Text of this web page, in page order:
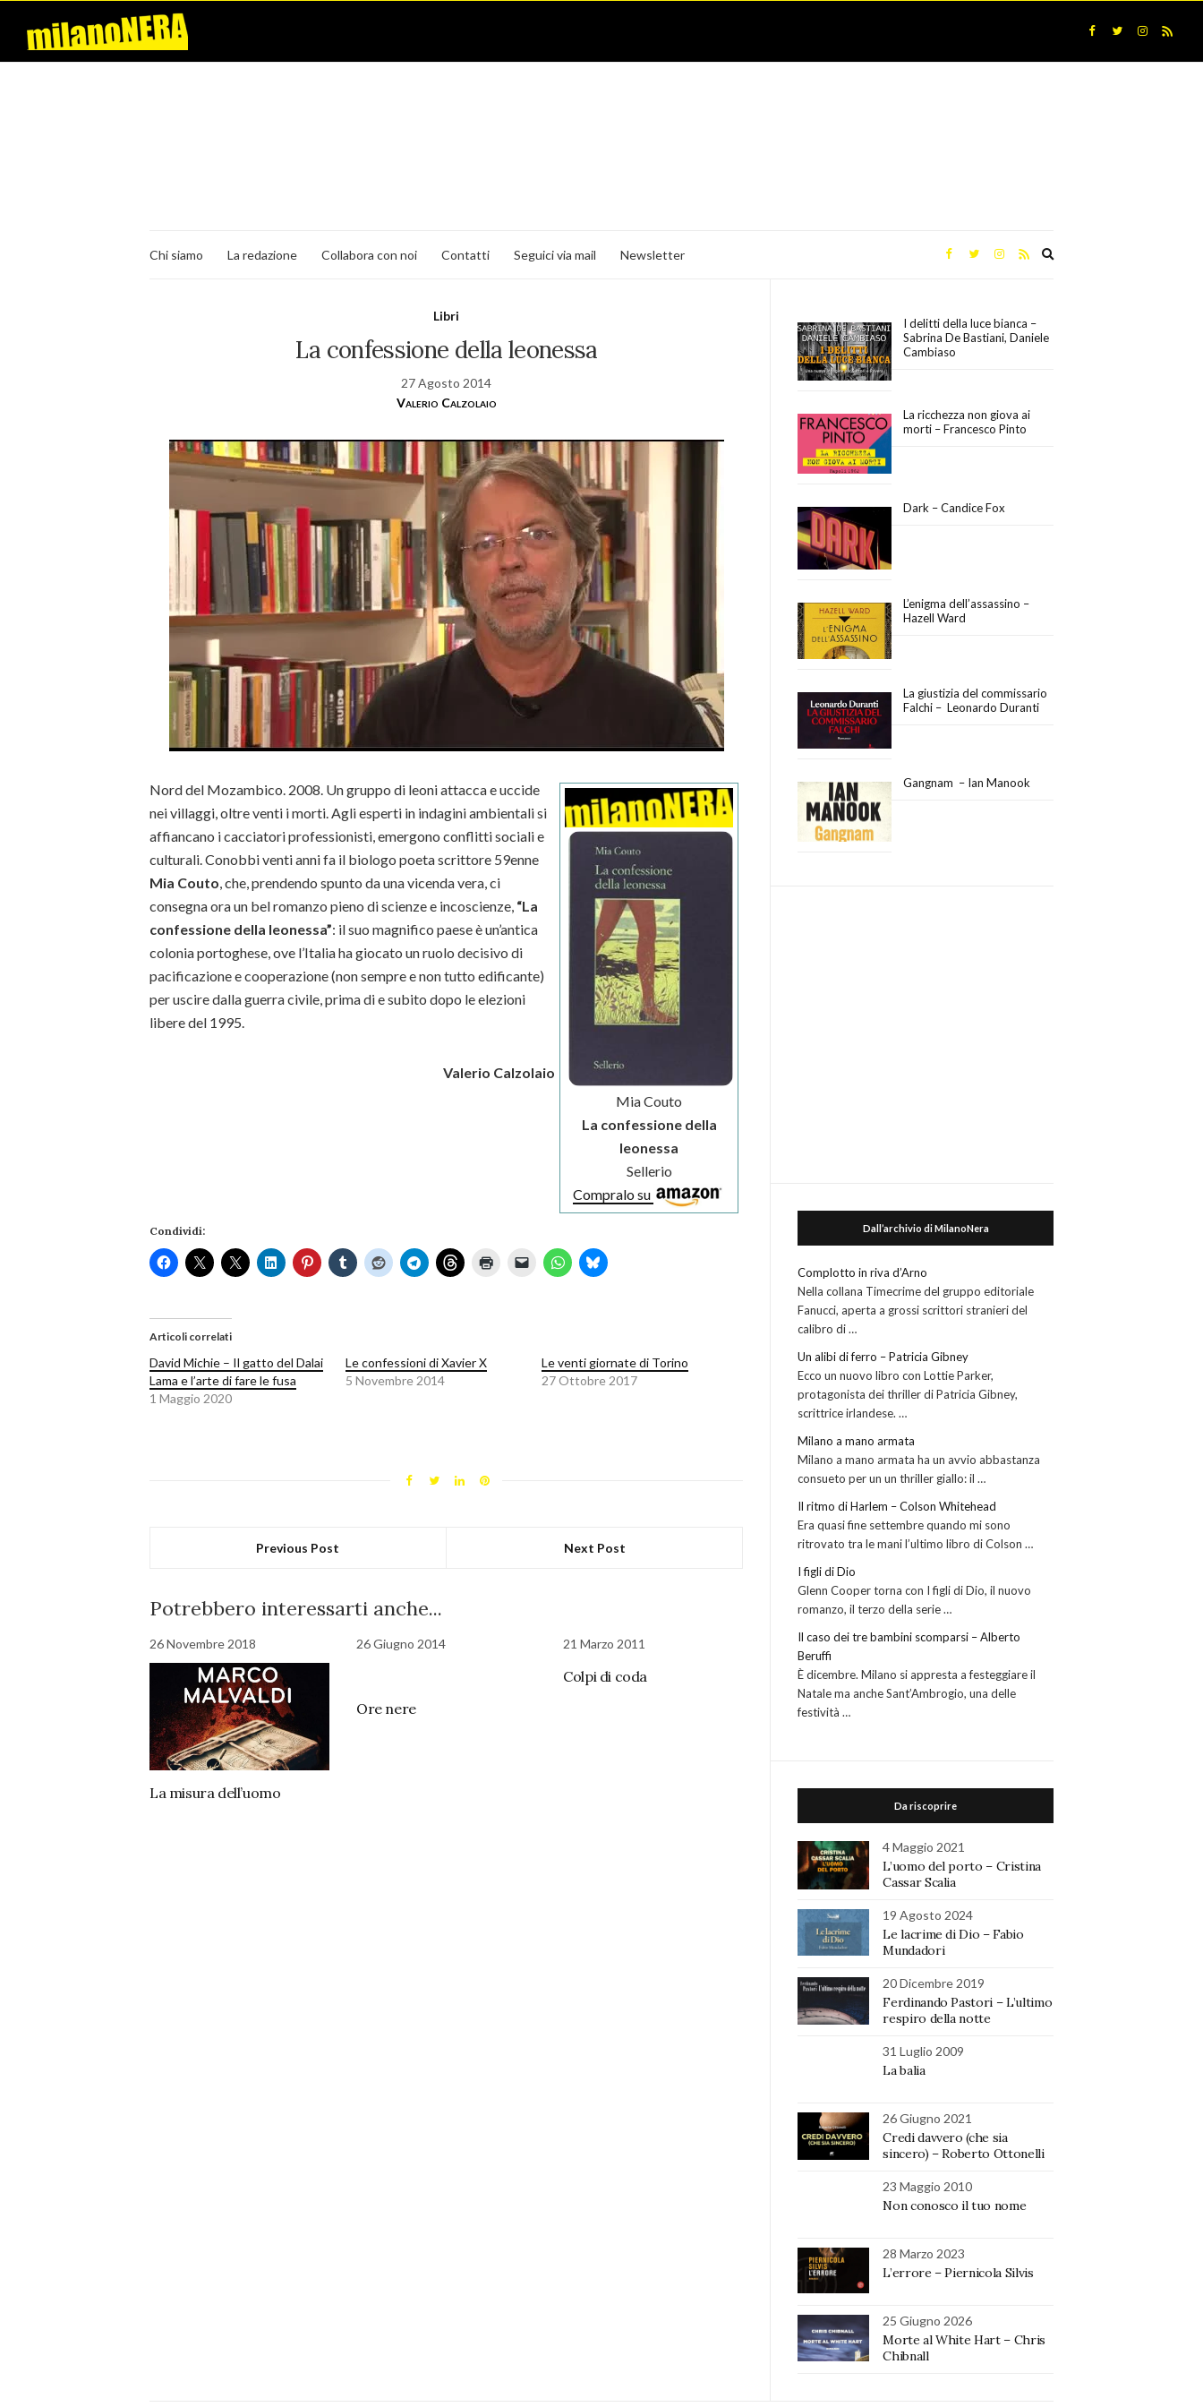
Chi siamo La redazione Collabora con noi Contatti Seguici via mail Newsletter
Libri
La confessione della leonessa
27 Agosto 2014
Valerio Calzolaio
Mia Couto
La confessione della
leonessa
Sellerio
Compralo su
Nord del Mozambico. 2008. Un gruppo di leoni attacca e uccide
nei villaggi, oltre venti i morti. Agli esperti in indagini ambientali si
affiancano i cacciatori professionisti, emergono conflitti sociali e
culturali. Conobbi venti anni fa il biologo poeta scrittore 59enne
Mia Couto, che, prendendo spunto da una vicenda vera, ci
consegna ora un bel romanzo pieno di scienze e incoscienze, “La
confessione della leonessa”: il suo magnifico paese è un’antica
colonia portoghese, ove l’Italia ha giocato un ruolo decisivo di
pacificazione e cooperazione (non sempre e non tutto edificante)
per uscire dalla guerra civile, prima di e subito dopo le elezioni
libere del 1995.
Valerio Calzolaio
Condividi:
Articoli correlati
David Michie – Il gatto del Dalai
Lama e l’arte di fare le fusa
1 Maggio 2020
Le confessioni di Xavier X
5 Novembre 2014
Le venti giornate di Torino
27 Ottobre 2017
Previous Post Next Post
Potrebbero interessarti anche...
26 Novembre 2018
La misura dell’uomo
26 Giugno 2014
Ore nere
21 Marzo 2011
Colpi di coda
I delitti della luce bianca –
Sabrina De Bastiani, Daniele
Cambiaso
La ricchezza non giova ai
morti – Francesco Pinto
Dark – Candice Fox
L’enigma dell’assassino –
Hazell Ward
La giustizia del commissario
Falchi – Leonardo Duranti
Gangnam – Ian Manook
Dall’archivio di MilanoNera
Complotto in riva d’Arno
Nella collana Timecrime del gruppo editoriale
Fanucci, aperta a grossi scrittori stranieri del
calibro di …
Un alibi di ferro – Patricia Gibney
Ecco un nuovo libro con Lottie Parker,
protagonista dei thriller di Patricia Gibney,
scrittrice irlandese. …
Milano a mano armata
Milano a mano armata ha un avvio abbastanza
consueto per un un thriller giallo: il …
Il ritmo di Harlem – Colson Whitehead
Era quasi fine settembre quando mi sono
ritrovato tra le mani l’ultimo libro di Colson …
I figli di Dio
Glenn Cooper torna con I figli di Dio, il nuovo
romanzo, il terzo della serie …
Il caso dei tre bambini scomparsi – Alberto
Beruffi
È dicembre. Milano si appresta a festeggiare il
Natale ma anche Sant’Ambrogio, una delle
festività …
Da riscoprire
4 Maggio 2021
L’uomo del porto – Cristina
Cassar Scalia
19 Agosto 2024
Le lacrime di Dio – Fabio
Mundadori
20 Dicembre 2019
Ferdinando Pastori – L’ultimo
respiro della notte
31 Luglio 2009
La balia
26 Giugno 2021
Credi davvero (che sia
sincero) – Roberto Ottonelli
23 Maggio 2010
Non conosco il tuo nome
28 Marzo 2023
L’errore – Piernicola Silvis
25 Giugno 2026
Morte al White Hart – Chris
Chibnall